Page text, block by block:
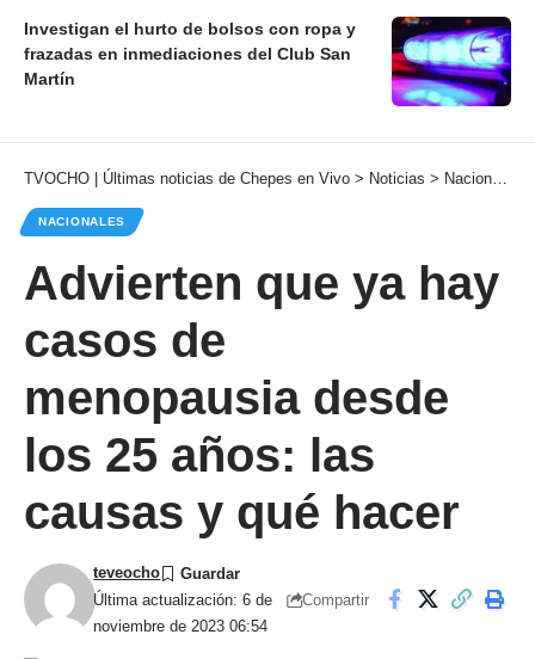
Investigan el hurto de bolsos con ropa y
frazadas en inmediaciones del Club San
Martín
TVOCHO | Últimas noticias de Chepes en Vivo > Noticias > Nacionales
NACIONALES
Advierten que ya hay
casos de
menopausia desde
los 25 años: las
causas y qué hacer
Última actualización: 6 de
noviembre de 2023 06:54
teveocho
Compartir